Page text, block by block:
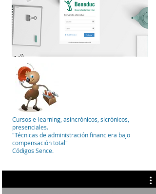
Cursos e-learning, asincrónicos, sicrónicos,
presenciales.
"Técnicas de administración financiera bajo
compensación total"
​Códigos Sence.